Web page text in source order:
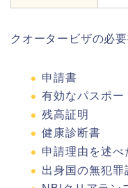
クオータービザの必
申請書
有効なパスポー
残高証明
健康診断書
申請理由を述べ
出身国の無犯罪